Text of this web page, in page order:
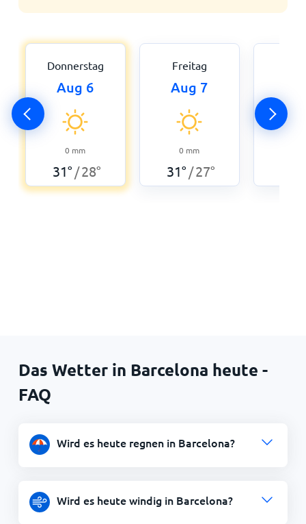
Donnerstag
Aug 6
0 mm
31° /28°
Freitag
Aug 7
0 mm
31° /27°
Das Wetter in Barcelona heute -
FAQ
Wird es heute regnen in Barcelona?
Wird es heute windig in Barcelona?